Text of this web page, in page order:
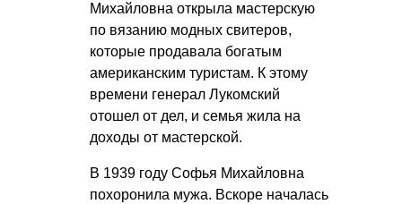
Михайловна открыла мастерскую
по вязанию модных свитеров,
которые продавала богатым
американским туристам. К этому
времени генерал Лукомский
отошел от дел, и семья жила на
доходы от мастерской.
В 1939 году Софья Михайловна
похоронила мужа. Вскоре началась